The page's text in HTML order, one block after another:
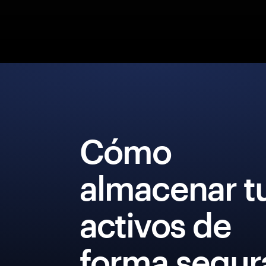
Cómo
almacenar
activos de